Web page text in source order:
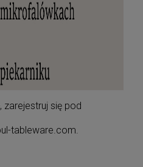
zarejestruj się pod
tableware.com.